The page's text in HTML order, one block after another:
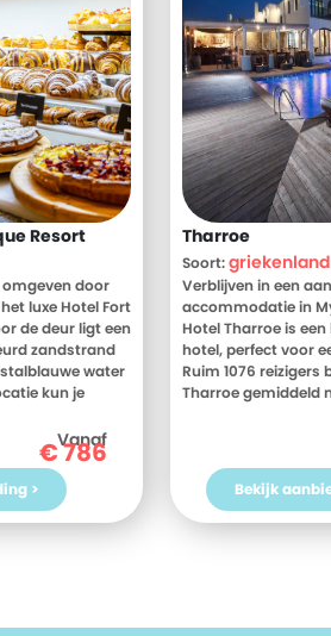
Resort
door
luxe Hotel Fort
de deur ligt een
zandstrand
water
kun je
over
allemaal
zee en de
bloemen.
Vanaf
€786
>
Tharroe
Soort:griekenland
Verblijven in een
accommodatie in
Hotel Tharroe is
hotel, perfect voor
Ruim 1076 reizigers
Tharroe gemiddeld
beoordelingen van
meer informatie!
heerlijke vakantie in
jouw vakantie naar
vandaag nog!
Bekijk